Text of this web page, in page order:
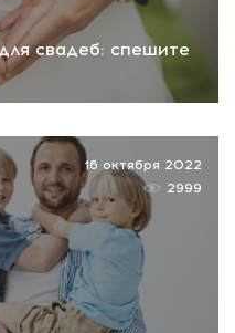
свадеб: спешите
16 октября 2022
2999